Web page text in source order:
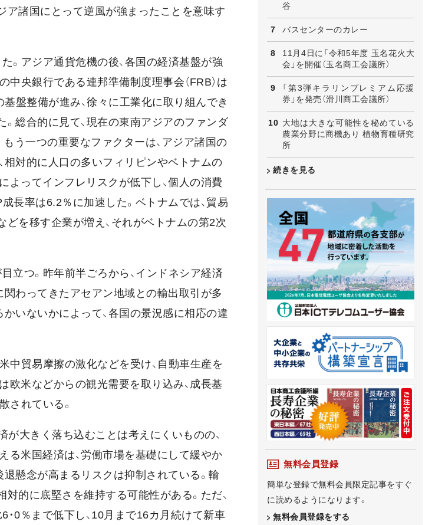
ア諸国にとって逆風が強まったことを意味す
。アジア通貨危機の後、各国の経済基盤が強
中央銀行である連邦準備制度理事会（FRB）は
基盤整備が進み、徐々に工業化に取り組んでき
総合的に見て、現在の東南アジアのファンダ
もう一つの重要なファクターは、アジア諸国の
相対的に人口の多いフィリピンやベトナムの
ってインフレリスクが低下し、個人の消費
長率は6.2％に加速した。ベトナムでは、貿易
を移す企業が増え、それがベトナムの第2次
立つ。昨年前半ごろから、インドネシア経済
関わってきたアセアン地域との輸出取引が多
いないかによって、各国の景況感に相応の違
中貿易摩擦の激化などを受け、自動車生産を
欧米などからの観光需要を取り込み、成長基
されている。
が大きく落ち込むことは考えにくいものの、
る米国経済は、労働市場を基礎にして緩やか
懸念が高まるリスクは抑制されている。輸
的に底堅さを維持する可能性がある。ただ、
0％まで低下し、10月まで16カ月続けて新車
谷
バスセンターのカレー
11月4日に「令和5年度 玉名花火大
会」を開催（玉名商工会議所）
「第3弾キラリンプレミアム応援
券」を発売（滑川商工会議所）
大地は大きな可能性を秘めている
農業分野に商機あり 植物育種研究
所
続きを見る
無料会員登録
簡単な登録で無料会員限定記事をすぐ
に読めるようになります。
無料会員登録をする